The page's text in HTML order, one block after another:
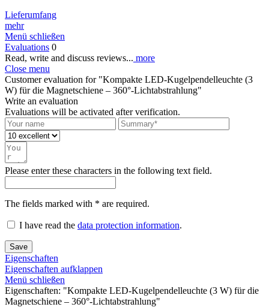
Lieferumfang
mehr
Menü schließen
Evaluations 0
Read, write and discuss reviews... more
Close menu
Customer evaluation for "Kompakte LED-Kugelpendelleuchte (3
W) für die Magnetschiene – 360°-Lichtabstrahlung"
Write an evaluation
Evaluations will be activated after verification.
Please enter these characters in the following text field.
The fields marked with * are required.
I have read the data protection information.
Save
Eigenschaften
Eigenschaften aufklappen
Menü schließen
Eigenschaften: "Kompakte LED-Kugelpendelleuchte (3 W) für die
Magnetschiene – 360°-Lichtabstrahlung"